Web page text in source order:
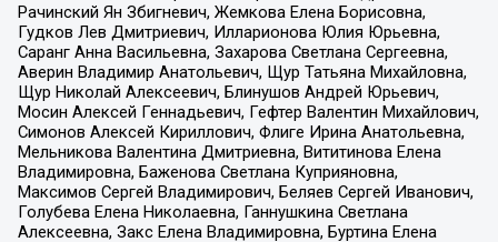
Рачинский Ян Збигневич, Жемкова Елена Борисовна,
Гудков Лев Дмитриевич, Илларионова Юлия Юрьевна,
Саранг Анна Васильевна, Захарова Светлана Сергеевна,
Аверин Владимир Анатольевич, Щур Татьяна Михайловна,
Щур Николай Алексеевич, Блинушов Андрей Юрьевич,
Мосин Алексей Геннадьевич, Гефтер Валентин Михайлович,
Симонов Алексей Кириллович, Флиге Ирина Анатольевна,
Мельникова Валентина Дмитриевна, Вититинова Елена
Владимировна, Баженова Светлана Куприяновна,
Максимов Сергей Владимирович, Беляев Сергей Иванович,
Голубева Елена Николаевна, Ганнушкина Светлана
Алексеевна, Закс Елена Владимировна, Буртина Елена